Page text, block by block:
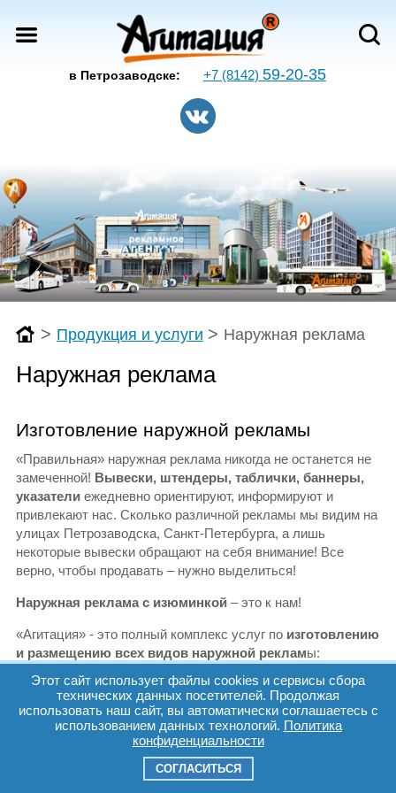
в Петрозаводске: +7 (8142) 59-20-35
> Продукция и услуги > Наружная реклама
Наружная реклама
Изготовление наружной рекламы
«Правильная» наружная реклама никогда не останется не
замеченной! Вывески, штендеры, таблички, баннеры,
указателиежедневно ориентируют, информируют и
привлекают нас. Сколько различной рекламы мы видим на
улицах Петрозаводска, Санкт-Петербурга, а лишь
некоторые вывески обращают на себя внимание! Все
верно, чтобы продавать – нужно выделиться!
Наружная реклама с изюминкой– это к нам!
«Агитация» - это полный комплекс услуг по изготовлению
и размещению всех видов наружной рекламы:
вывесок, реклама на транспорте, размещение рекламы на
рекламных конструкциях (реклама на щитах 6х3,
брандмауэрах, сити-форматах, пилларсах, супер-сайтах,
Расслабьтесь! Заказав у нас комплекс услуг по
Этот сайт использует файлы cookies и сервисы сбора
технических данных посетителей. Продолжая
использовать наш сайт, вы автоматически соглашаетесь с
использованием данных технологий. Политика
конфиденциальности
СОГЛАСИТЬСЯ